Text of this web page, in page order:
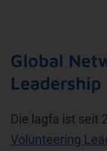
Global
Leadership
Die lagfa ist seit
Volunteering